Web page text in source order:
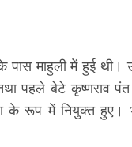
पास माहुली में हुई
पहले बेटे कृष्णराव
के रूप में नियुक्त हुए।